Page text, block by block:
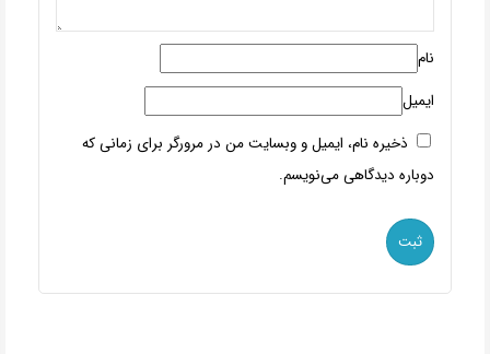
نام
ایمیل
ذخیره نام، ایمیل و وبسایت من در مرورگر برای زمانی که
دوباره دیدگاهی می‌نویسم.